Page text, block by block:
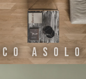
ASOLO